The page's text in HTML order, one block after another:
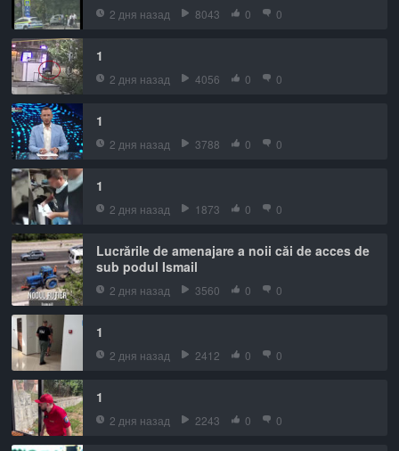
2 дня назад 8043 0 0
1
2 дня назад 4056 0 0
1
2 дня назад 3788 0 0
1
2 дня назад 1873 0 0
Lucrările de amenajare a noii căi de acces de
sub podul Ismail
2 дня назад 3560 0 0
1
2 дня назад 2412 0 0
1
2 дня назад 2243 0 0